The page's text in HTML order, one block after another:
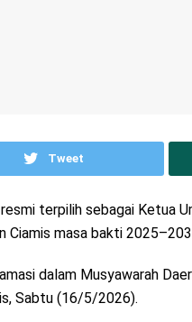
Tweet
terpilih sebagai Ketua
Ciamis masa bakti
dalam Musyawarah
Sabtu (16/5/2026).